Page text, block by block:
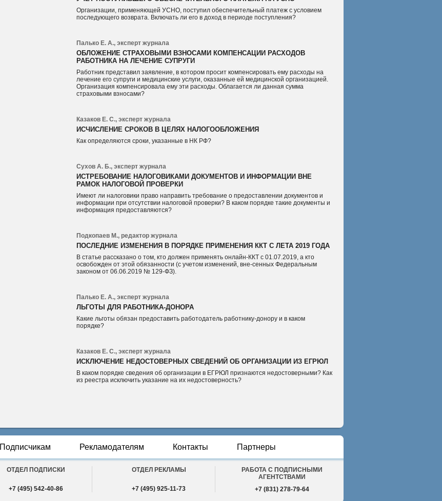
Организации, применяющей УСНО, поступил обеспечительный платеж с условием
последующего возврата. Включать ли его в доход в периоде поступления?
Палько Е. А., эксперт журнала
ОБЛОЖЕНИЕ СТРАХОВЫМИ ВЗНОСАМИ КОМПЕНСАЦИИ РАСХОДОВ
РАБОТНИКА НА ЛЕЧЕНИЕ СУПРУГИ
Работник представил заявление, в котором просит компенсировать ему расходы на
лечение его супруги и медицинские услуги, оказанные ей медицинской организацией.
Организация компенсировала ему эти расходы. Облагается ли данная сумма
страховыми взносами?
Казаков Е. С., эксперт журнала
ИСЧИСЛЕНИЕ СРОКОВ В ЦЕЛЯХ НАЛОГООБЛОЖЕНИЯ
Как определяются сроки, указанные в НК РФ?
Сухов А. Б., эксперт журнала
ИСТРЕБОВАНИЕ НАЛОГОВИКАМИ ДОКУМЕНТОВ И ИНФОРМАЦИИ ВНЕ
РАМОК НАЛОГОВОЙ ПРОВЕРКИ
Имеют ли налоговики право направить требование о предоставлении документов и
информации при отсутствии налоговой проверки? В каком порядке такие документы и
информация предоставляются?
Подкопаев М., редактор журнала
ПОСЛЕДНИЕ ИЗМЕНЕНИЯ В ПОРЯДКЕ ПРИМЕНЕНИЯ ККТ С ЛЕТА 2019 ГОДА
В статье рассказано о том, кто должен применять онлайн-ККТ с 01.07.2019, а кто
освобожден от этой обязанности (с учетом изменений, вне-сенных Федеральным
законом от 06.06.2019 № 129-ФЗ).
Палько Е. А., эксперт журнала
ЛЬГОТЫ ДЛЯ РАБОТНИКА-ДОНОРА
Какие льготы обязан предоставить работодатель работнику-донору и в каком
порядке?
Казаков Е. С., эксперт журнала
ИСКЛЮЧЕНИЕ НЕДОСТОВЕРНЫХ СВЕДЕНИЙ ОБ ОРГАНИЗАЦИИ ИЗ ЕГРЮЛ
В каком порядке сведения об организации в ЕГРЮЛ признаются недостоверными? Как
из реестра исключить указание на их недостоверность?
Подписчикам Рекламодателям Контакты Партнеры
ОТДЕЛ ПОДПИСКИ
+7 (495) 542-40-86
ОТДЕЛ РЕКЛАМЫ
+7 (495) 925-11-73
РАБОТА С ПОДПИСНЫМИ
АГЕНТСТВАМИ
+7 (831) 278-79-64